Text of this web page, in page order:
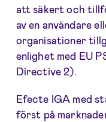
att säkert och
av en användare
organisationer
enlighet med EU
Directive 2).
Efecte IGA med
först på